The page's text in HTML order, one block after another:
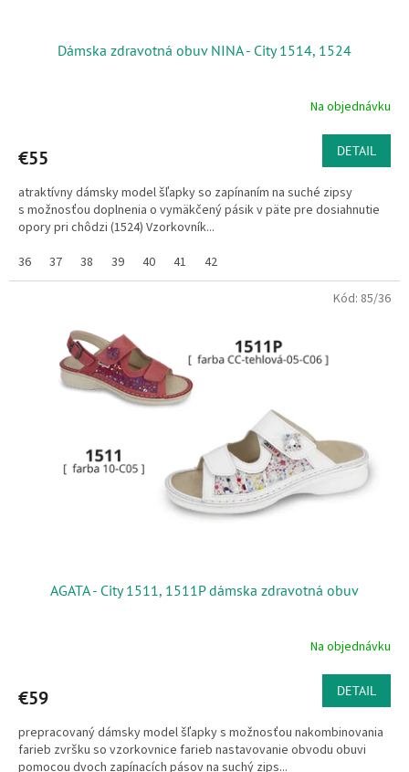
Dámska zdravotná obuv NINA - City 1514, 1524
Na objednávku
€55 DETAIL
atraktívny dámsky model šľapky so zapínaním na suché zipsy
s možnosťou doplnenia o vymäkčený pásik v päte pre dosiahnutie
opory pri chôdzi (1524) Vzorkovník...
36
37 38 39 40 41 42
AGATA - City 1511, 1511P dámska zdravotná obuv
Na objednávku
€59 DETAIL
prepracovaný dámsky model šľapky s možnosťou nakombinovania
farieb zvršku so vzorkovnice farieb nastavovanie obvodu obuvi
pomocou dvoch zapínacích pásov na suchý zips...
Kód: 85/36